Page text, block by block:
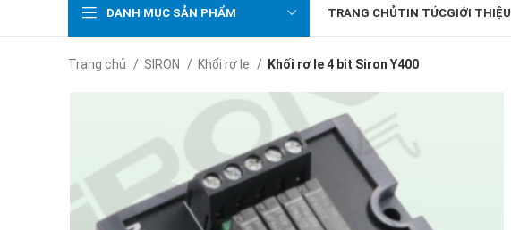
DANH MỤC SẢN PHẨM TRANG CHỦTIN TỨCGIỚI THIỆU
Trang chủ SIRON Khối rơ le Khối rơ le 4 bit Siron Y400